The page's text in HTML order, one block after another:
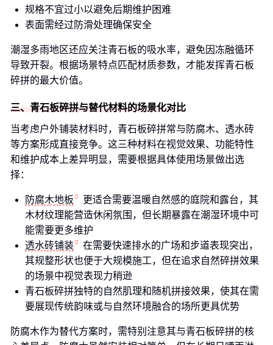
规格不宜过小以避免后期维护困难
表面需经过防滑处理确保安全
潮湿多雨地区还应关注青石板的吸水率，避免因冻融循环
导致开裂。根据场景特点匹配材质参数，才能发挥青石板
碎拼的最大价值。
三、青石板碎拼与替代材料的场景化对比
当考虑户外铺装材料时，青石板碎拼常与防腐木、透水砖
等方案形成直接竞争。这三种材料在视觉效果、功能特性
和维护成本上差异明显，需要根据具体使用场景做出选
择：
防腐木地板
更适合需要温暖自然感的庭院和露台，其
木材纹理能营造休闲氛围，但长期暴露在潮湿环境中可
能需要更多维护
透水砖铺装
在需要快速排水的广场和步道表现突出，
其规整形状也便于大规模施工，但在追求自然碎拼效果
的场景中视觉表现力稍逊
青石板碎拼独特的自然肌理和随机拼接效果，使其在需
要展现传统韵味或与自然环境融合的场所更具优势
防腐木作为替代方案时，需特别注意其与青石板碎拼的核